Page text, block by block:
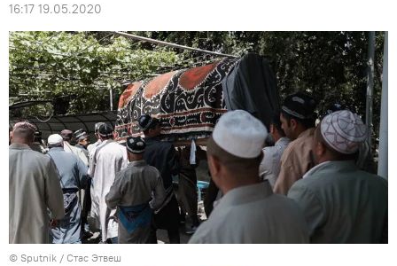
16:17 19.05.2020
© Sputnik / Стас Этвеш